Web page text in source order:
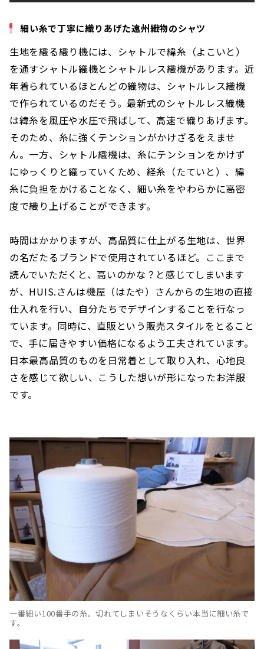
細い糸で丁寧に織りあげた遠州織物のシャツ
生地を織る織り機には、シャトルで緯糸（よこいと）
を通すシャトル織機とシャトルレス織機があります。近
年着られているほとんどの織物は、シャトルレス織機
で作られているのだそう。最新式のシャトルレス織機
は緯糸を風圧や水圧で飛ばして、高速で織りあげます。
そのため、糸に強くテンションがかけざるをえませ
ん。一方、シャトル織機は、糸にテンションをかけず
にゆっくりと織っていくため、経糸（たていと）、緯
糸に負担をかけることなく、細い糸をやわらかに高密
度で織り上げることができます。
時間はかかりますが、高品質に仕上がる生地は、世界
の名だたるブランドで使用されているほど。ここまで
読んでいただくと、高いのかな？と感じてしまいます
が、HUIS.さんは機屋（はたや）さんからの生地の直接
仕入れを行い、自分たちでデザインすることを行なっ
ています。同時に、直販という販売スタイルをとること
で、手に届きやすい価格になるよう工夫されています。
日本最高品質のものを日常着として取り入れ、心地良
さを感じて欲しい、こうした想いが形になったお洋服
です。
一番細い100番手の糸。切れてしまいそうなくらい本当に細い糸で
す。